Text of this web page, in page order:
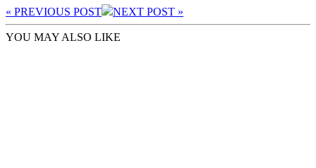
« PREVIOUS POST NEXT POST »
YOU MAY ALSO LIKE